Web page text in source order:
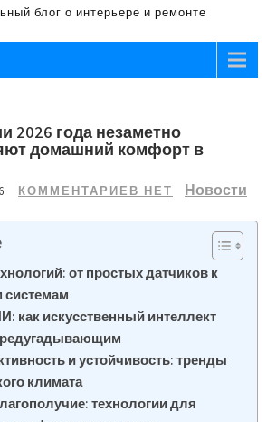
блог о интерьере и ремонте
2026 года незаметно
домашний комфорт в
КОММЕНТАРИЕВ НЕТ Новости
от простых датчиков к
системам
как искусственный интеллект
и устойчивость: тренды
климата
технологии для